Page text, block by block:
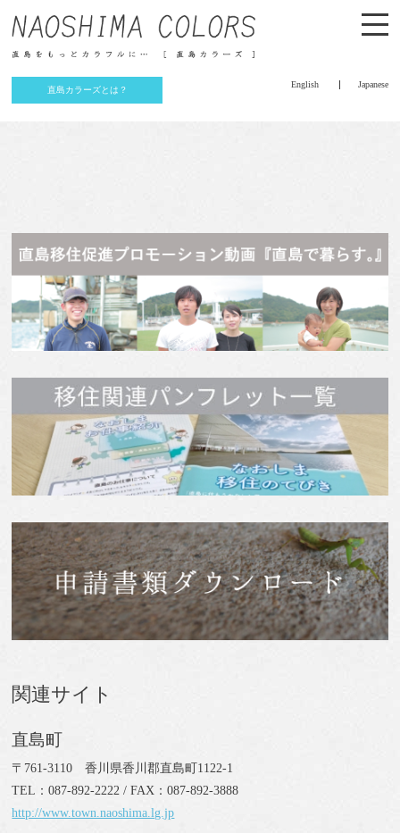
直島カラーズとは？
English Japanese
関連サイト
直島町
〒761-3110 香川県香川郡直島町1122-1
TEL：087-892-2222 / FAX：087-892-3888
http://www.town.naoshima.lg.jp